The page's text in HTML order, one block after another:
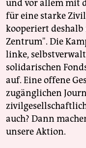
und vor allem mit
für eine starke
kooperiert
Zentrum". Die
linke,
solidarischen
auf. Eine offene
zugänglichen
auch? Dann
unsere Aktion.